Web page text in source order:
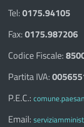
Tel:0175.94105
Fax:0175.987206
Codice Fiscale:
Partita IVA:
P.E.C.:
Email: